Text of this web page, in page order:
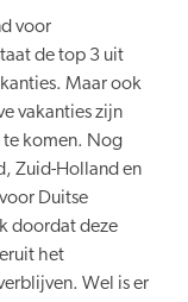
voor
de top 3 uit
Maar ook
vakanties zijn
te komen. Nog
Zuid-Holland en
Duitse
doordat deze
het
Wel is er